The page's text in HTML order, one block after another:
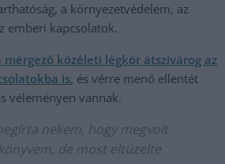
a környezetvédelem, az
emberi kapcsolatok.
mérgező közéleti légkör átszivárog az
is, és vérre menő ellentét
véleményen vannak.
nekem, hogy megvolt
de most eltüzelte